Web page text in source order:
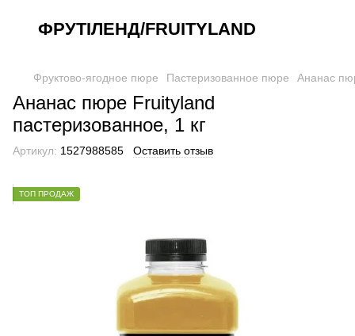
ФРУТІЛЕНД/FRUITYLAND
Фруктово-ягодное пюре Пастеризованное пюре Ананас
Ананас пюре Fruityland
пастеризованное, 1 кг
Артикул: 1527988585 Оставить отзыв
ТОП ПРОДАЖ